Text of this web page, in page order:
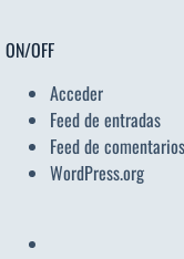
ON/OFF
Acceder
Feed de entradas
Feed de comentarios
WordPress.org